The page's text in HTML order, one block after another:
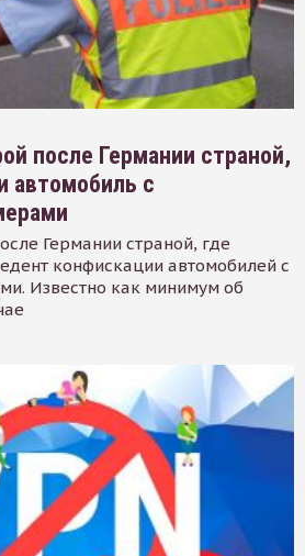
после Германии страной,
автомобиль с
Германии страной, где
конфискации автомобилей с
Известно как минимум об